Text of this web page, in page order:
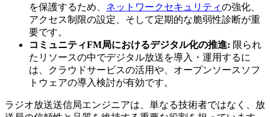
を保護するため、 ネットワークセキュリティの強化、
アクセス制限の設定、そして定期的な脆弱性診断が重
要です。
コミュニティFM局におけるデジタル化の推進: 限られ
たリソースの中でデジタル放送を導入・運用するに
は、クラウドサービスの活用や、オープンソースソフ
トウェアの導入検討が有効です。
ラジオ放送送信局エンジニアは、単なる技術者ではなく、放